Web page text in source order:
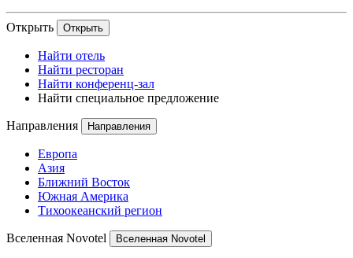
Открыть Открыть
Найти отель
Найти ресторан
Найти конференц-зал
Найти специальное предложение
Направления Направления
Европа
Азия
Ближний Восток
Южная Америка
Тихоокеанский регион
Вселенная Novotel Вселенная Novotel